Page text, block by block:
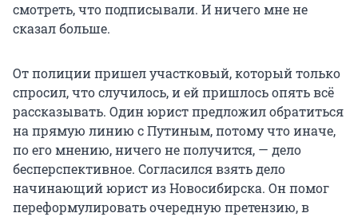
смотреть, что подписывали. И ничего мне не
сказал больше.
От полиции пришел участковый, который только
спросил, что случилось, и ей пришлось опять всё
рассказывать. Один юрист предложил обратиться
на прямую линию с Путиным, потому что иначе,
по его мнению, ничего не получится, — дело
бесперспективное. Согласился взять дело
начинающий юрист из Новосибирска. Он помог
переформулировать очередную претензию, в